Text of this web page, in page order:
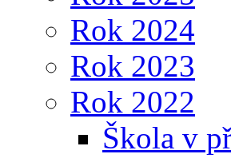
Rok 2024
Rok 2023
Rok 2022
Škola v